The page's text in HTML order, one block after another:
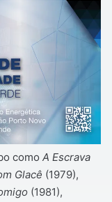
como A Escrava
Glacê (1979),
(1981),